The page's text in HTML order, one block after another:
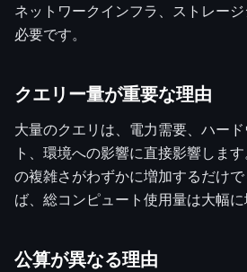
ネットワークインフラ、ストレー
必要です。
クエリー量が重要な理由
大量のクエリは、電力需要、ハー
ト、環境への影響に直接影響しま
の複雑さがわずかに増加するだけ
ば、総コンピュート使用量は大幅に
公算が異なる理由